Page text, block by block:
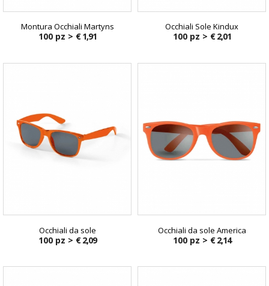
Montura Occhiali Martyns
100 pz > € 1,91
Occhiali Sole Kindux
100 pz > € 2,01
Occhiali da sole
100 pz > € 2,09
Occhiali da sole America
100 pz > € 2,14